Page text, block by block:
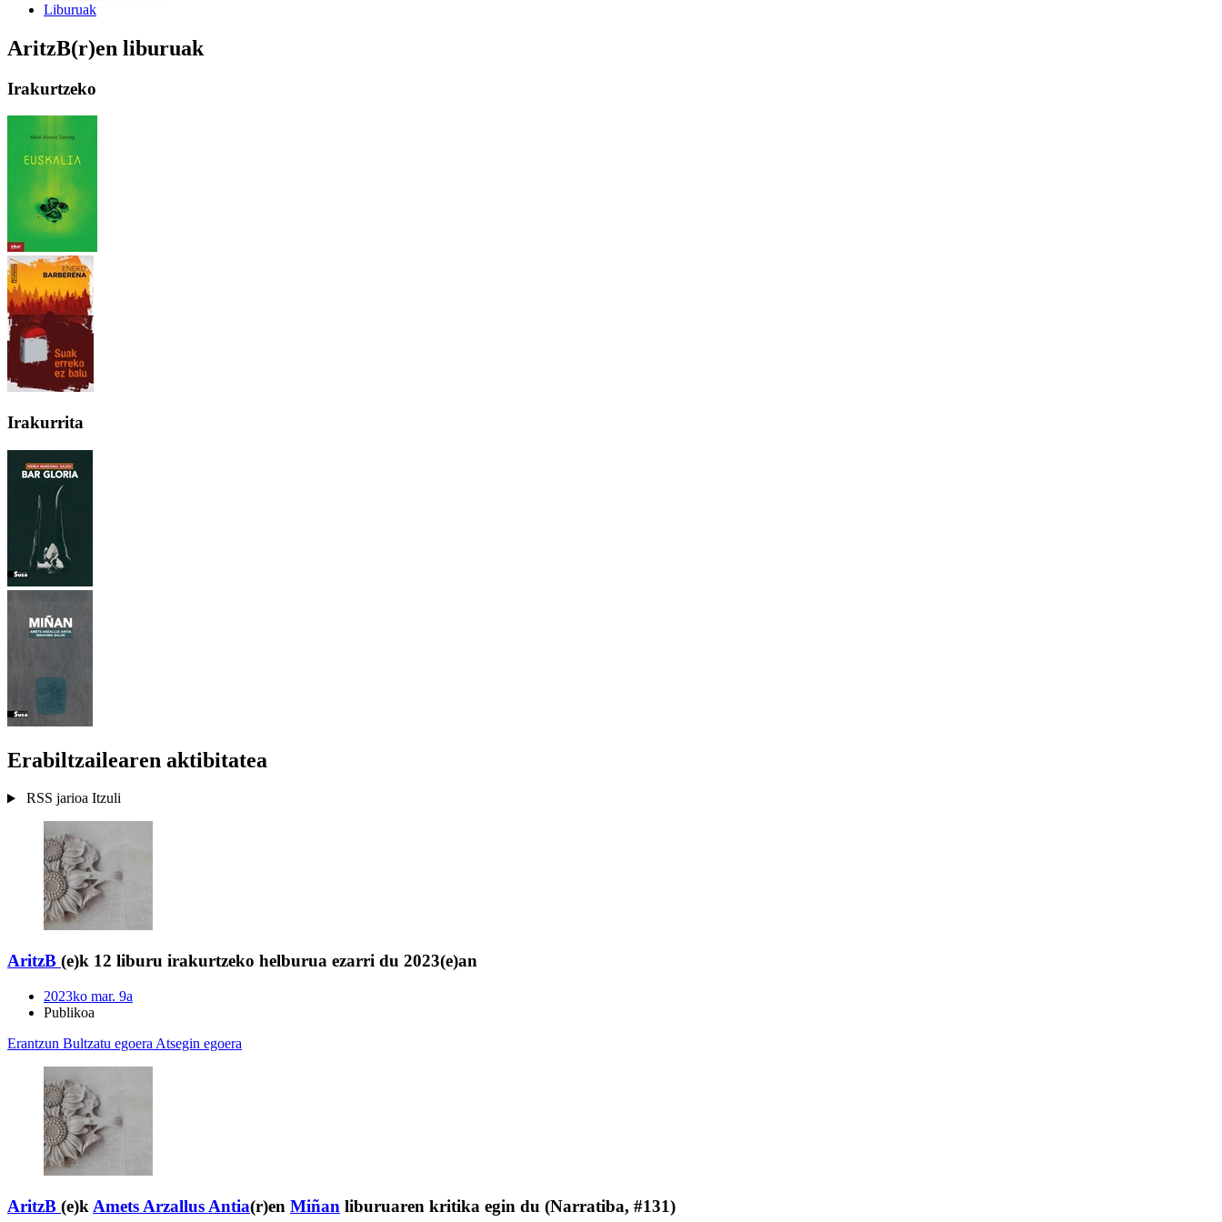
Liburuak
AritzB(r)en liburuak
Irakurtzeko
Irakurrita
Erabiltzailearen aktibitatea
RSS jarioa Itzuli
AritzB (e)k 12 liburu irakurtzeko helburua ezarri du 2023(e)an
2023ko mar. 9a
Publikoa
Erantzun Bultzatu egoera Atsegin egoera
AritzB (e)k Amets Arzallus Antia(r)en Miñan liburuaren kritika egin du (Narratiba, #131)